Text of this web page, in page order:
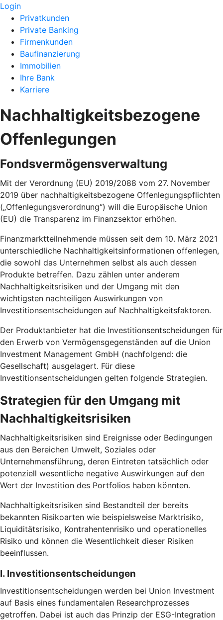
Login
Privatkunden
Private Banking
Firmenkunden
Baufinanzierung
Immobilien
Ihre Bank
Karriere
Nachhaltigkeitsbezogene
Offenlegungen
Fondsvermögensverwaltung
Mit der Verordnung (EU) 2019/2088 vom 27. November
2019 über nachhaltigkeitsbezogene Offenlegungspflichten
(„Offenlegungsverordnung“) will die Europäische Union
(EU) die Transparenz im Finanzsektor erhöhen.
Finanzmarktteilnehmende müssen seit dem 10. März 2021
unterschiedliche Nachhaltigkeitsinformationen offenlegen,
die sowohl das Unternehmen selbst als auch dessen
Produkte betreffen. Dazu zählen unter anderem
Nachhaltigkeitsrisiken und der Umgang mit den
wichtigsten nachteiligen Auswirkungen von
Investitionsentscheidungen auf Nachhaltigkeitsfaktoren.
Der Produktanbieter hat die Investitionsentscheidungen für
den Erwerb von Vermögensgegenständen auf die Union
Investment Management GmbH (nachfolgend: die
Gesellschaft) ausgelagert. Für diese
Investitionsentscheidungen gelten folgende Strategien.
Strategien für den Umgang mit
Nachhaltigkeitsrisiken
Nachhaltigkeitsrisiken sind Ereignisse oder Bedingungen
aus den Bereichen Umwelt, Soziales oder
Unternehmensführung, deren Eintreten tatsächlich oder
potenziell wesentliche negative Auswirkungen auf den
Wert der Investition des Portfolios haben könnten.
Nachhaltigkeitsrisiken sind Bestandteil der bereits
bekannten Risikoarten wie beispielsweise Marktrisiko,
Liquiditätsrisiko, Kontrahentenrisiko und operationelles
Risiko und können die Wesentlichkeit dieser Risiken
beeinflussen.
I. Investitionsentscheidungen
Investitionsentscheidungen werden bei Union Investment
auf Basis eines fundamentalen Researchprozesses
getroffen. Dabei ist auch das Prinzip der ESG-Integration